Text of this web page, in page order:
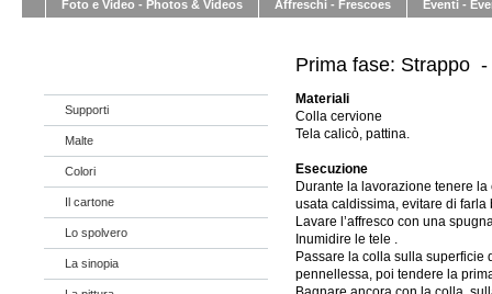
Foto e Video - Photos & Videos
Affreschi - Frescoes Eventi -
Supporti
Malte
Colori
Il cartone
Lo spolvero
La sinopia
Prima fase: Strappo
Materiali
Colla cervione
Tela calicò, pattina.
Esecuzione
Durante la lavorazione tenere
usata caldissima, evitare di farla
Lavare l’affresco con una
Inumidire le tele .
Passare la colla sulla superficie
pennellessa, poi tendere la